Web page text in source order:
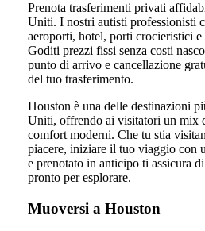
Prenota trasferimenti privati
Uniti. I nostri autisti professionisti
aeroporti, hotel, porti crocieristici
Goditi prezzi fissi senza costi
punto di arrivo e cancellazione
del tuo trasferimento.
Houston è una delle destinazioni
Uniti, offrendo ai visitatori un mix
comfort moderni. Che tu stia
piacere, iniziare il tuo viaggio con
e prenotato in anticipo ti assicura
pronto per esplorare.
Muoversi a Houston